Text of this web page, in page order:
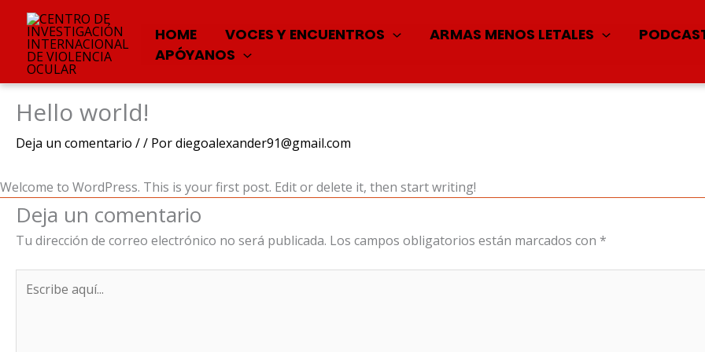
HOME VOCES Y ENCUENTROS ARMAS MENOS LETALES
APÓYANOS
Hello world!
Deja un comentario // Pordiegoalexander91@gmail.com
Welcome to WordPress. This is your first post. Edit or delete it, then start writing!
Deja un comentario
Tu dirección de correo electrónico no será publicada. Los campos obligatorios están marcados con *
aquí...